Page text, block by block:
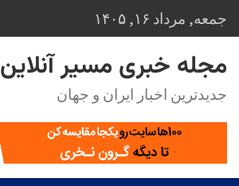
to
content
جمعه, مرداد ۱۶, ۱۴۰۵
مجله خبری مسیر آنلاین
جدیدترین اخبار ایران و جهان